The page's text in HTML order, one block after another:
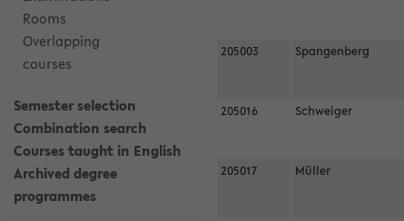
Rooms
Overlapping
courses
Semester selection
Combination search
Courses taught in English
Archived degree
programmes
205003 Spangenberg
205016 Schweiger
205017 Müller